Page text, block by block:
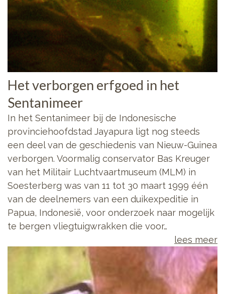
Het verborgen erfgoed in het
Sentanimeer
In het Sentanimeer bij de Indonesische
provinciehoofdstad Jayapura ligt nog steeds
een deel van de geschiedenis van Nieuw-Guinea
verborgen. Voormalig conservator Bas Kreuger
van het Militair Luchtvaartmuseum (MLM) in
Soesterberg was van 11 tot 30 maart 1999 één
van de deelnemers van een duikexpeditie in
Papua, Indonesië, voor onderzoek naar mogelijk
te bergen vliegtuigwrakken die voor…
lees meer